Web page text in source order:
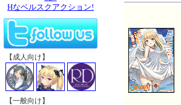
Hなベルスクアクション!
【成人向け】
【一般向け】